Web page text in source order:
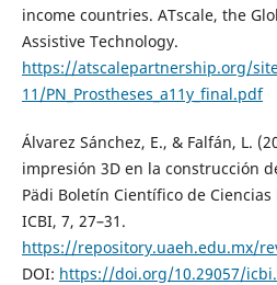
income countries. ATscale, the
Assistive Technology.
https://atscalepartnership.org/
11/PN_Prostheses_a11y_final.pdf
Álvarez Sánchez, E., & Falfán, L.
impresión 3D en la construcción
Pädi Boletín Científico de
ICBI, 7, 27–31.
https://repository.uaeh.edu.mx/
DOI: https://doi.org/10.29057/